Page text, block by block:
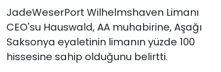
JadeWeserPort Wilhelmshaven Limanı
CEO'su Hauswald, AA muhabirine, Aşağı
Saksonya eyaletinin limanın yüzde 100
hissesine sahip olduğunu belirtti.